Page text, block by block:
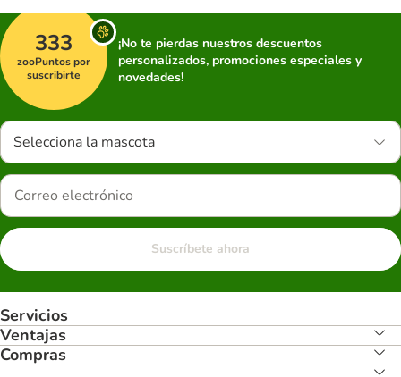
333
zooPuntos por
suscribirte
¡No te pierdas nuestros descuentos
personalizados, promociones especiales y
novedades!
Selecciona la mascota
Suscríbete ahora
Servicios
Ventajas
Compras